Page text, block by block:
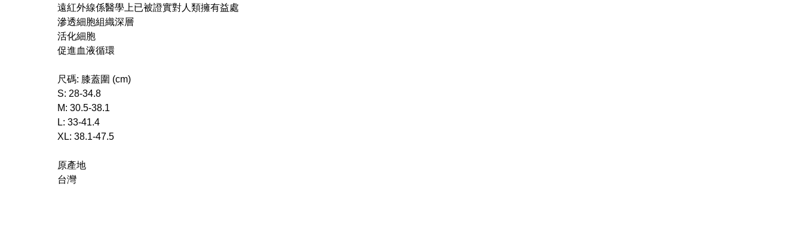
遠紅外線係醫學上已被證實對人類擁有益處
滲透細胞組織深層
活化細胞
促進血液循環
尺碼: 膝蓋圍 (cm)
S: 28-34.8
M: 30.5-38.1
L: 33-41.4
XL: 38.1-47.5
原產地
台灣